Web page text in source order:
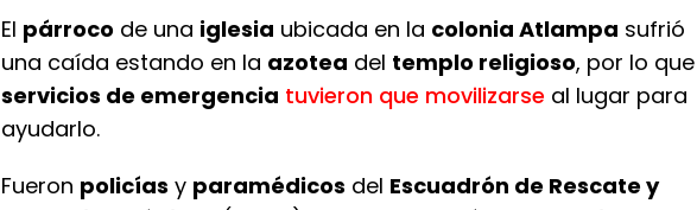
El párroco de una iglesia ubicada en la colonia Atlampa sufrió
una caída estando en la azotea del templo religioso, por lo que
servicios de emergencia tuvieron que movilizarse al lugar para
ayudarlo.
Fueron policías y paramédicos del Escuadrón de Rescate y